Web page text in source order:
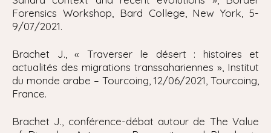
Forensics Workshop, Bard College , New York, 5-
9/07/2021.
Brachet J., « Traverser le désert : histoires et
actualités des migrations transsahariennes », Institut
du monde arabe – Tourcoing, 12/06/2021, Tourcoing,
France.
Brachet J., conférence-débat autour de The Value